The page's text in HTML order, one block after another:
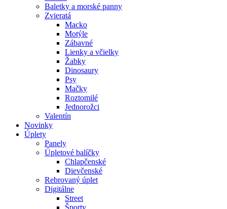
Baletky a morské panny
Zvieratá
Macko
Motýle
Zábavné
Lienky a včielky
Žabky
Dinosaury
Psy
Mačky
Roztomilé
Jednorožci
Valentín
Novinky
Úplety
Panely
Úpletové balíčky
Chlapčenské
Dievčenské
Rebrovaný úplet
Digitálne
Street
Športy